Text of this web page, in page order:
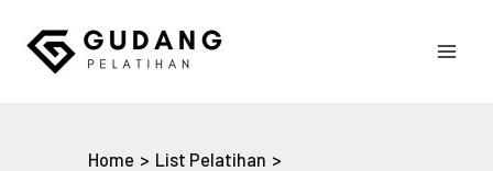
content
Home
List Pelatihan